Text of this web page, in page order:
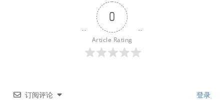
0
Article Rating
订阅评论 登录